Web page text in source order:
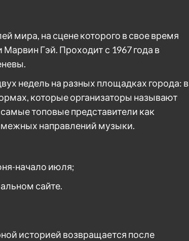
мира, на сцене которого в свое время
Гэй. Проходит с 1967 года в
недель на разных площадках города: в
которые организаторы называют
топовые представители как
направлений музыки.
начало июля;
сайте.
историей возвращается после